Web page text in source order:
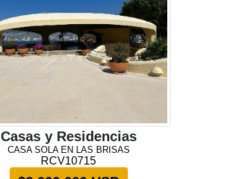
Casas y Residencias
CASA SOLA EN LAS BRISAS
RCV10715